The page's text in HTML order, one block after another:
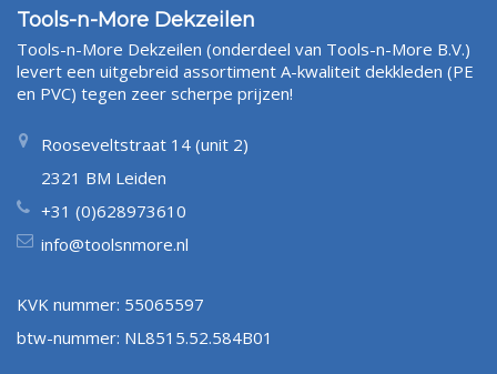
14,95 voor een pakket tussen 23 en 30 kg!
Verzendkosten (BE): Wij rekenen slechts € 10,95 voor een
pakket tot 10 kg, € 14,95 voor een pakket tussen de 10 en 23 kg
en € 16,95 voor een pakket tussen 23 en 30 kg!
(herroepingsrecht)
Tools-n-More Dekzeilen
Tools-n-More Dekzeilen (onderdeel van Tools-n-More B.V.)
levert een uitgebreid assortiment A-kwaliteit dekkleden (PE
en PVC) tegen zeer scherpe prijzen!
Rooseveltstraat 14 (unit 2)
2321 BM Leiden
+31 (0)628973610
info@toolsnmore.nl
KVK nummer: 55065597
btw-nummer: NL8515.52.584B01